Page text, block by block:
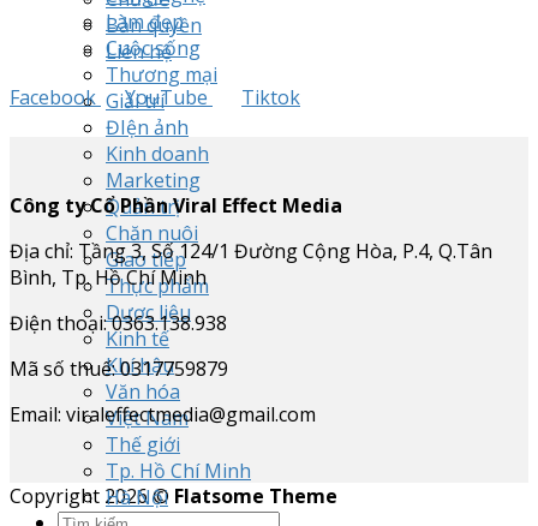
Làm đẹp
Cuộc sống
Thương mại
Giải trí
ĐIện ảnh
Kinh doanh
Marketing
Quản trị
Chăn nuôi
Giao tiếp
Thực phẩm
Dược liệu
Kinh tế
Khí hậu
Văn hóa
Việt Nam
Thế giới
Tp. Hồ Chí Minh
Hà Nội
Bản quyền
Liên hệ
Facebook
YouTube Tiktok
Công ty Cổ Phần Viral Effect Media
Địa chỉ: Tầng 3, Số 124/1 Đường Cộng Hòa, P.4, Q.Tân
Bình, Tp. Hồ Chí Minh
Điện thoại: 0363.138.938
Mã số thuế: 0317759879
Email: viraleffectmedia@gmail.com
Copyright 2026 © Flatsome Theme